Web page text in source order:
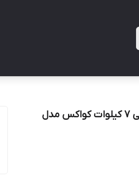
موتوربرق اینورتر سایلنت استارتی 7 کیلوات کواکس مدل